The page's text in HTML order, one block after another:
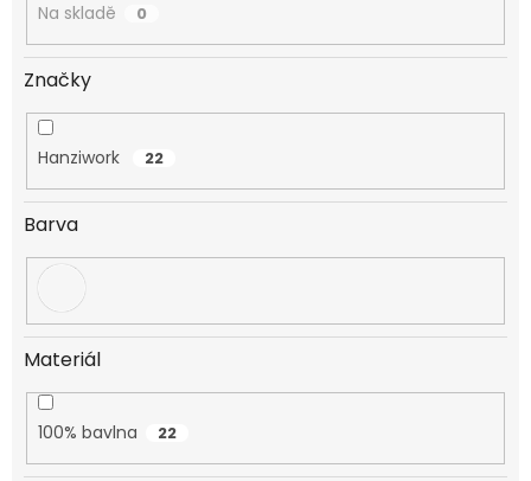
Na skladě 0
Značky
Hanziwork 22
Barva
Materiál
100% bavlna 22